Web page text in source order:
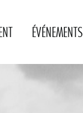
ÉVÉNEMENTS